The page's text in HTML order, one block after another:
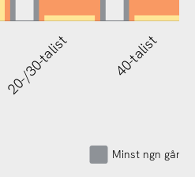
20-/30-talist 40-talist
Minst ngn gång